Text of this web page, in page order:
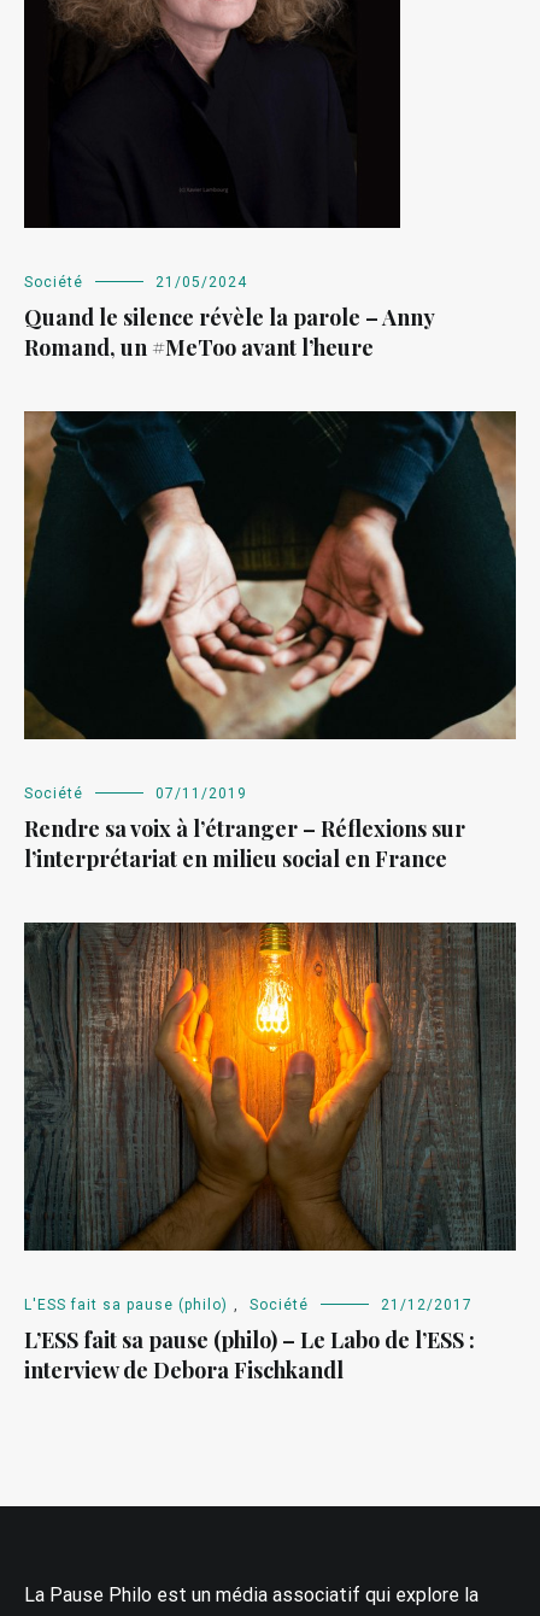
Société 21/05/2024
Quand le silence révèle la parole – Anny
Romand, un #MeToo avant l’heure
Société 07/11/2019
Rendre sa voix à l’étranger – Réflexions sur
l’interprétariat en milieu social en France
L'ESS fait sa pause (philo) , Société 21/12/2017
L’ESS fait sa pause (philo) – Le Labo de l’ESS :
interview de Debora Fischkandl
La Pause Philo est un média associatif qui explore la